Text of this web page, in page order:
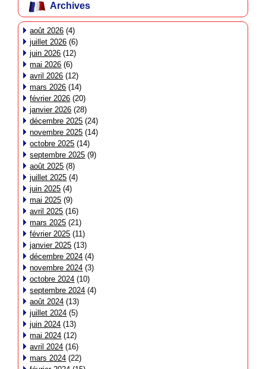
Archives
août 2026 (4)
juillet 2026 (6)
juin 2026 (12)
mai 2026 (6)
avril 2026 (12)
mars 2026 (14)
février 2026 (20)
janvier 2026 (28)
décembre 2025 (24)
novembre 2025 (14)
octobre 2025 (14)
septembre 2025 (9)
août 2025 (8)
juillet 2025 (4)
juin 2025 (4)
mai 2025 (9)
avril 2025 (16)
mars 2025 (21)
février 2025 (11)
janvier 2025 (13)
décembre 2024 (4)
novembre 2024 (3)
octobre 2024 (10)
septembre 2024 (4)
août 2024 (13)
juillet 2024 (5)
juin 2024 (13)
mai 2024 (12)
avril 2024 (16)
mars 2024 (22)